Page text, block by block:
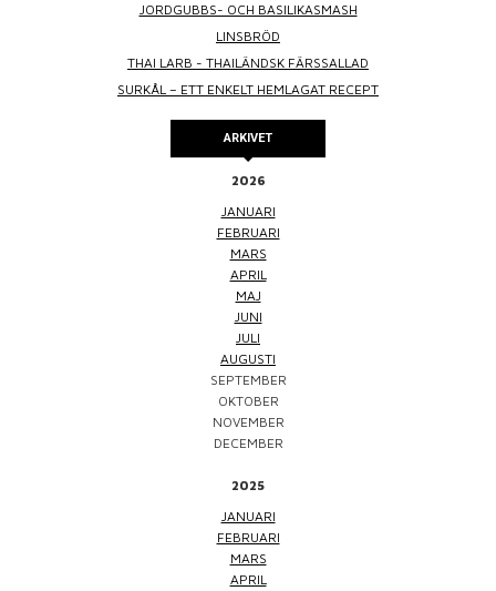
JORDGUBBS- OCH BASILIKASMASH
LINSBRÖD
THAI LARB - THAILÄNDSK FÄRSSALLAD
SURKÅL – ETT ENKELT HEMLAGAT RECEPT
ARKIVET
2026
JANUARI
FEBRUARI
MARS
APRIL
MAJ
JUNI
JULI
AUGUSTI
SEPTEMBER
OKTOBER
NOVEMBER
DECEMBER
2025
JANUARI
FEBRUARI
MARS
APRIL